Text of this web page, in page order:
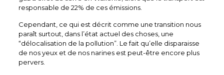
responsable de 22% de ces émissions.
Cependant, ce qui est décrit comme une transition nous
paraît surtout, dans l’état actuel des choses, une
“délocalisation de la pollution”. Le fait qu’elle disparaisse
de nos yeux et de nos narines est peut-être encore plus
pervers.